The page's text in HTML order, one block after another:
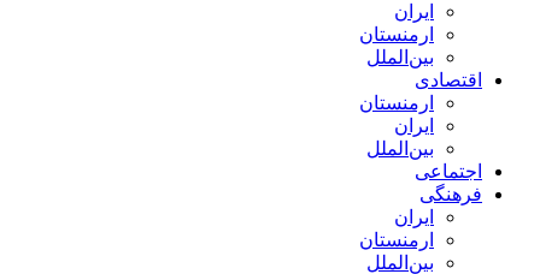
ایران
ارمنستان
بین‌الملل
اقتصادی
ارمنستان
ایران
بین‌الملل
اجتماعی
فرهنگی
ایران
ارمنستان
بین‌الملل